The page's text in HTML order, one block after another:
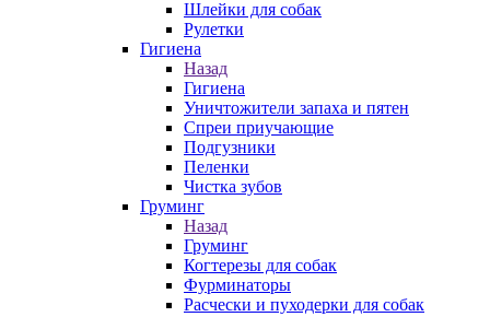
Шлейки для собак
Рулетки
Гигиена
Назад
Гигиена
Уничтожители запаха и пятен
Спреи приучающие
Подгузники
Пеленки
Чистка зубов
Груминг
Назад
Груминг
Когтерезы для собак
Фурминаторы
Расчески и пуходерки для собак